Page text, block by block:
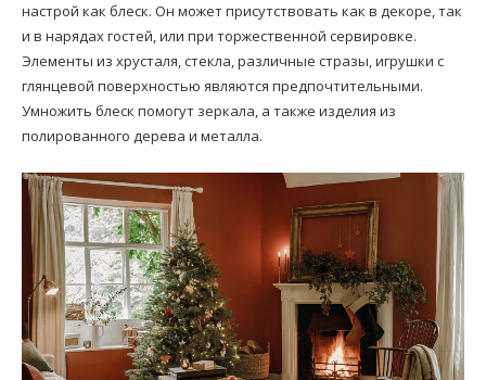
настрой как блеск. Он может присутствовать как в декоре, так
и в нарядах гостей, или при торжественной сервировке.
Элементы из хрусталя, стекла, различные стразы, игрушки с
глянцевой поверхностью являются предпочтительными.
Умножить блеск помогут зеркала, а также изделия из
полированного дерева и металла.